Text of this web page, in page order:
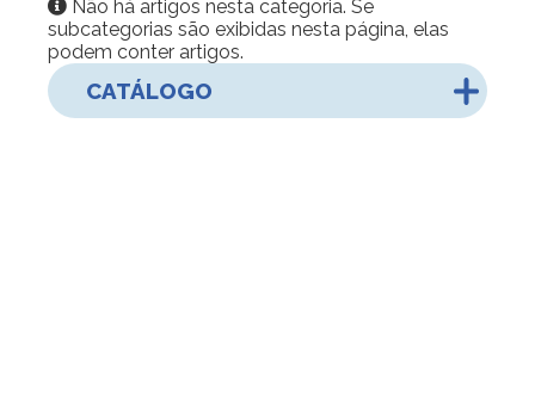
Informação
Não há artigos nesta categoria. Se
subcategorias são exibidas nesta página, elas
podem conter artigos.
CATÁLOGO